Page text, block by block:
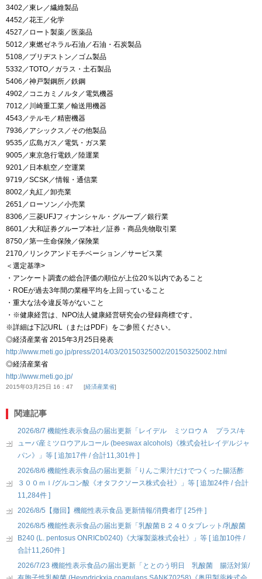
3402／東レ／繊維製品
4452／花王／化学
4527／ロート製薬／医薬品
5012／東燃ゼネラル石油／石油・石炭製品
5108／ブリヂストン／ゴム製品
5332／TOTO／ガラス・土石製品
5406／神戸製鋼所／鉄鋼
4902／コニカミノルタ／電気機器
7012／川崎重工業／輸送用機器
4543／テルモ／精密機器
7936／アシックス／その他製品
9535／広島ガス／電気・ガス業
9005／東京急行電鉄／陸運業
9201／日本航空／空運業
9719／SCSK／情報・通信業
8002／丸紅／卸売業
2651／ローソン／小売業
8306／三菱UFJフィナンシャル・グループ／銀行業
8601／大和証券グループ本社／証券・商品先物取引業
8750／第一生命保険／保険業
2170／リンクアンドモチベーション／サービス業
＜選定基準>
・アンケート調査の総合評価の順位が上位20％以内であること
・ROEが過去3年間の業種平均を上回っていること
・重大な法令違反等がないこと
・※健康経営は、NPO法人健康経営研究会の登録商標です。
※詳細は下記URL（またはPDF）をご参照ください。
◎経済産業省 2015年3月25日発表
http://www.meti.go.jp/press/2014/03/20150325002/20150325002.html
◎経済産業省
http://www.meti.go.jp/
2015年03月25日 16：47 経済産業省
関連記事
2026/8/7 機能性表示食品の届出更新「レイデル ミツロウＡ プラス/キ
ューバ産ミツロウアルコール (beeswax alcohols)《株式会社レイデルジャ
パン》」等 [ 追加17件 / 合計11,301件 ]
2026/8/6 機能性表示食品の届出更新「りんご果汁だけでつくった腸活酢
３００ｍｌ/グルコン酸《オタフクソース株式会社》」等 [ 追加24件 / 合計
11,284件 ]
2026/8/5【撤回】機能性表示食品 更新情報/消費者庁 [ 25件 ]
2026/8/5 機能性表示食品の届出更新「乳酸菌Ｂ２４０タブレット/乳酸菌
B240 (L. pentosus ONRICb0240)《大塚製薬株式会社》」等 [ 追加10件 /
合計11,260件 ]
2026/7/23 機能性表示食品の届出更新「ととのう明日 乳酸菌 腸活対策/